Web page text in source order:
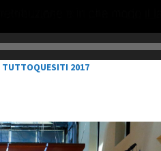
TUTTOQUESITI 2017